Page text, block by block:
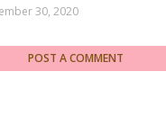
30, 2020
POST A COMMENT